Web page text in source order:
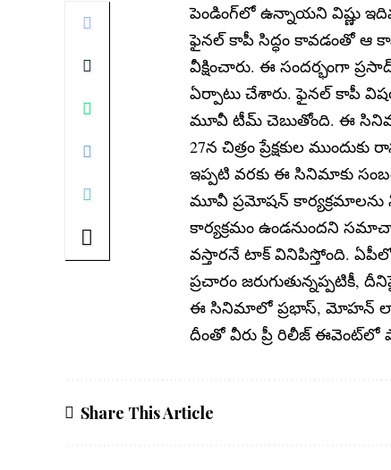
పెండింగ్‌లో ఉన్నాయని విష్ణు
ఫైనల్ కాపీ సిద్ధం కావడంతో ఆ
వీక్షించారు. ఈ సందర్భంగా
ఏర్పాటు చేశారు. ఫైనల్ కాపీ
మూవీ టీమ్ చెబుతోంది. ఈ సినిమా
27న చిత్రం ప్రేక్షకుల ముందుకు
ఇప్పటి వరకు ఈ సినిమాకు
మూవీ ప్రమోషన్ కార్యక్రమాలను
కార్యక్రమం ఉండనుందని
వస్తారనే టాక్ వినిపిస్తోంది.
ప్రచారం జరుగుతున్నప్పటికీ,
ఈ సినిమాలో ప్రభాస్, మోహన్ లాల్,
దీంతో వీరు ప్రీ రిలీజ్ ఈవెంట్‌లో
Share This Article